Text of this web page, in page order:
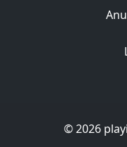
© 2026